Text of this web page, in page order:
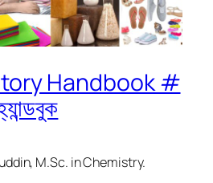
Handbook #
M.Sc. in Chemistry.